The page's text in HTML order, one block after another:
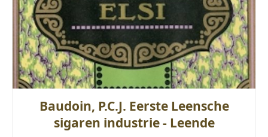
Baudoin, P.C.J. Eerste Leensche
sigaren industrie - Leende